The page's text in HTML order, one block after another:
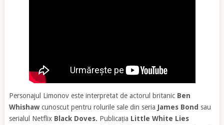
Personajul Limonov este interpretat de actorul britanic Ben
Whishawcunoscut pentru rolurile sale din seria James Bond sau
serialul Netflix Black Doves. Publicația Little White Lies